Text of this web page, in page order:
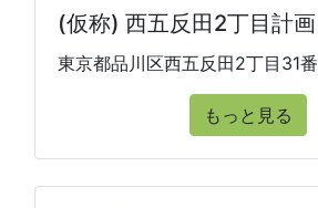
(仮称) 西五反田2丁目計画
東京都品川区西五反田2丁目31
もっと見る